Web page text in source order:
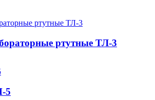
ртутные ТЛ-3
5